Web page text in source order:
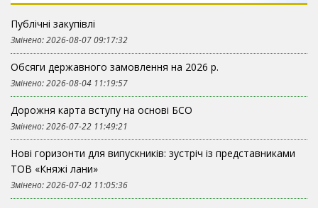
Публічні закупівлі
Змінено: 2026-08-07 09:17:32
Обсяги державного замовлення на 2026 р.
Змінено: 2026-08-04 11:19:57
Дорожня карта вступу на основі БСО
Змінено: 2026-07-22 11:49:21
Нові горизонти для випускників: зустріч із представниками
ТОВ «Княжі лани»
Змінено: 2026-07-02 11:05:36